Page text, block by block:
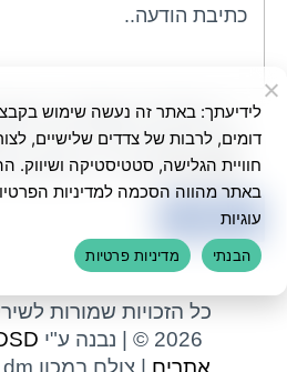
בשליחת הטופס אני
ליצירת קשר ולדיוור ישיר,
הפרטיותבאתר. ניתן לבטל
כל הזכויות שמורות
2026 © | נבנה ע"י
אתרים
דומים, לרבות של צדדים שלישיים,
חוויית הגלישה, סטטיסטיקה
באתר מהווה הסכמה למדיניות
עוגיות
הבנתי מדיניות פרטיות